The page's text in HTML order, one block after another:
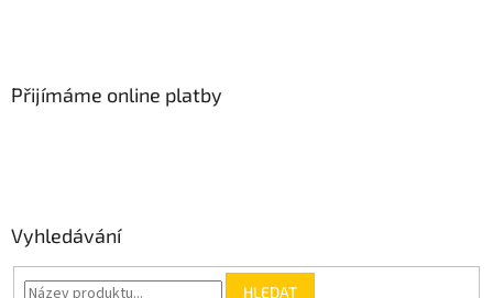
Přijímáme online platby
Vyhledávání
HLEDAT